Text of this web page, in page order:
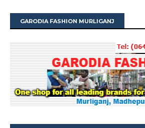
GARODIA FASHION MURLIGANJ